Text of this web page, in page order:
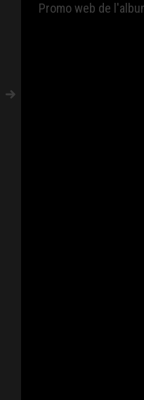
Promo web de